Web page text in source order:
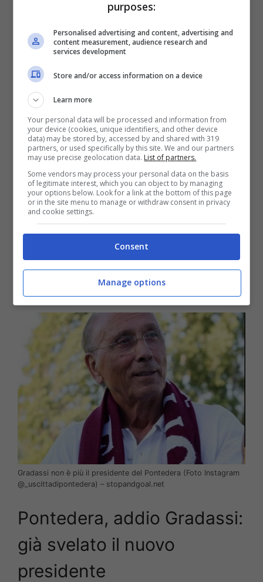
Diventato presidente durante il periodo del
Covid, l’ex presidente granata ci ha tenuto a
ricordare tutti i successi di questi ultimi tre
meravigliosi anni vissuti insieme alla gente ed
alla squadra diPontedera, menzionando in
modo particolare l’ultimo.
A concludere il tuttoGradassici ha tenuto a
“Continueremo ad essere la
famiglia che siamo sempre stati e continuerò a
seguire il Pontedera anche in trasferta, perché il
mio cuore batte per questa squadra”.
Gradassi non è più il presidente del Pontedera (Foto Instagram
@_uscittadipontedera) – stopandgoal.net
Pontedera, addio Gradassi:
già svelato il nuovo
presidente
purposes:
Personalised advertising and content, advertising and
content measurement, audience research and
services development
Store and/or access information on a device
Learn more
Your personal data will be processed and information from
your device (cookies, unique identifiers, and other device
data) may be stored by, accessed by and shared with 319
partners, or used specifically by this site. We and our partners
may use precise geolocation data. List of partners.
Some vendors may process your personal data on the basis
of legitimate interest, which you can object to by managing
your options below. Look for a link at the bottom of this page
or in the site menu to manage or withdraw consent in privacy
and cookie settings.
Consent
Manage options